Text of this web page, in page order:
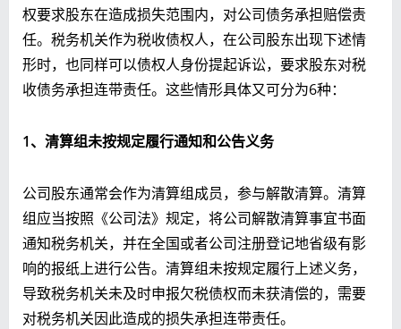
权要求股东在造成损失范围内，对公司债务承担赔偿责
任。税务机关作为税收债权人，在公司股东出现下述情
形时，也同样可以债权人身份提起诉讼，要求股东对税
收债务承担连带责任。这些情形具体又可分为6种：
1、清算组未按规定履行通知和公告义务
公司股东通常会作为清算组成员，参与解散清算。清算
组应当按照《公司法》规定，将公司解散清算事宜书面
通知税务机关，并在全国或者公司注册登记地省级有影
响的报纸上进行公告。清算组未按规定履行上述义务，
导致税务机关未及时申报欠税债权而未获清偿的，需要
对税务机关因此造成的损失承担连带责任。